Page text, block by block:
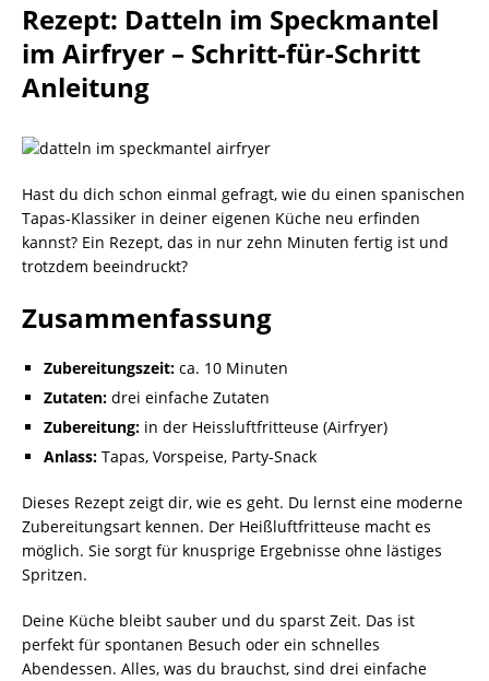
Rezept: Datteln im Speckmantel
im Airfryer – Schritt-für-Schritt
Anleitung
Hast du dich schon einmal gefragt, wie du einen spanischen
Tapas-Klassiker in deiner eigenen Küche neu erfinden
kannst? Ein Rezept, das in nur zehn Minuten fertig ist und
trotzdem beeindruckt?
Zusammenfassung
Zubereitungszeit: ca. 10 Minuten
Zutaten: drei einfache Zutaten
Zubereitung: in der Heissluftfritteuse (Airfryer)
Anlass: Tapas, Vorspeise, Party-Snack
Dieses Rezept zeigt dir, wie es geht. Du lernst eine moderne
Zubereitungsart kennen. Der Heißluftfritteuse macht es
möglich. Sie sorgt für knusprige Ergebnisse ohne lästiges
Spritzen.
Deine Küche bleibt sauber und du sparst Zeit. Das ist
perfekt für spontanen Besuch oder ein schnelles
Abendessen. Alles, was du brauchst, sind drei einfache